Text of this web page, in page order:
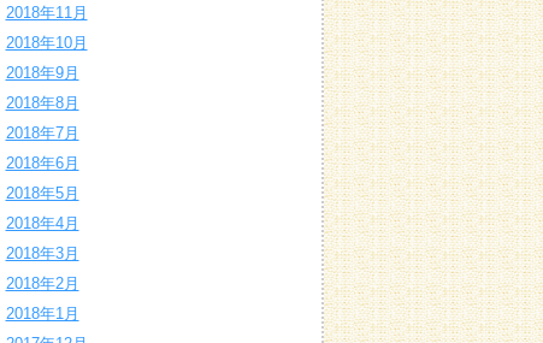
2018年11月
2018年10月
2018年9月
2018年8月
2018年7月
2018年6月
2018年5月
2018年4月
2018年3月
2018年2月
2018年1月